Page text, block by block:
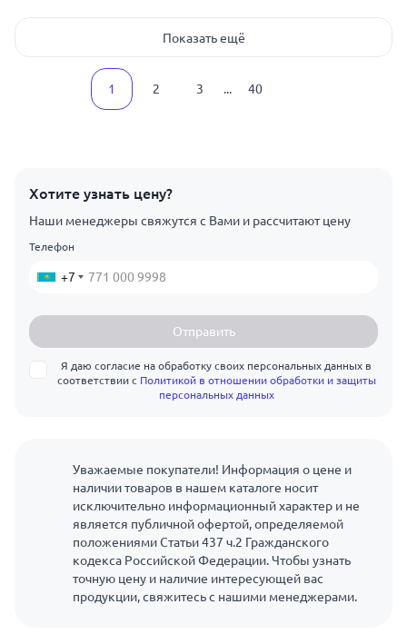
Показать ещё
1 2 3 ... 40
Хотите узнать цену?
Наши менеджеры свяжутся с Вами и рассчитают цену
Телефон
+7
Отправить
Я даю согласие на обработку своих персональных данных в
соответствии с Политикой в отношении обработки и защиты
персональных данных
Уважаемые покупатели! Информация о цене и
наличии товаров в нашем каталоге носит
исключительно информационный характер и не
является публичной офертой, определяемой
положениями Статьи 437 ч.2 Гражданского
кодекса Российской Федерации. Чтобы узнать
точную цену и наличие интересующей вас
продукции, свяжитесь с нашими менеджерами.